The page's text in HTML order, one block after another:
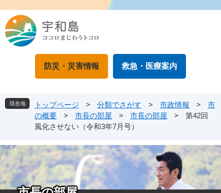
ジ
の
ュ
ー
本
文
防災・災害情報 救急・医療案内
現在地 トップページ > 分類でさがす > 市政情報 >
市
の概要
> 市長の部屋 > 市長の部屋 >
第42回
風化させない（令和3年7月号）